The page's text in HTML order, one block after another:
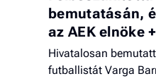
bemutatásán,
az AEK elnöke
Hivatalosan
futballistát Varga